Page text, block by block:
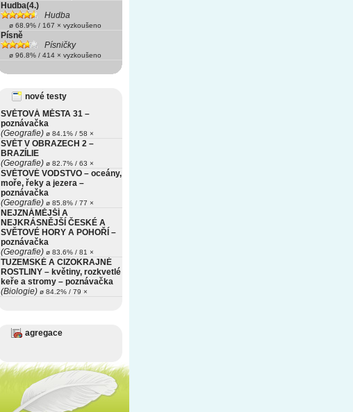
Hudba(4.)
Hudba
ø 68.9% / 167 × vyzkoušeno
Písně
Písničky
ø 96.8% / 414 × vyzkoušeno
nové testy
SVĚTOVÁ MĚSTA 31 –
poznávačka
(Geografie) ø 84.1% / 58 ×
SVĚT V OBRAZECH 2 –
BRAZÍLIE
(Geografie) ø 82.7% / 63 ×
SVĚTOVÉ VODSTVO – oceány,
moře, řeky a jezera –
poznávačka
(Geografie) ø 85.8% / 77 ×
NEJZNÁMĚJŠÍ A
NEJKRÁSNĚJŠÍ ČESKÉ A
SVĚTOVÉ HORY A POHOŘÍ –
poznávačka
(Geografie) ø 83.6% / 81 ×
TUZEMSKÉ A CIZOKRAJNÉ
ROSTLINY – květiny, rozkvetlé
keře a stromy – poznávačka
(Biologie) ø 84.2% / 79 ×
agregace